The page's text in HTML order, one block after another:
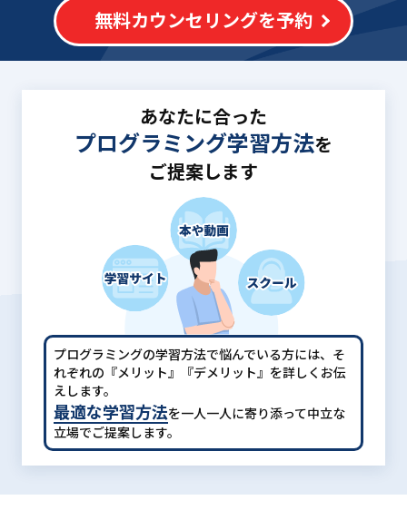
無料カウンセリングを予約
あなたに合った
プログラミング学習方法を
ご提案します
プログラミングの学習方法で悩んでいる方には、 そ
れぞれの『メリット』『デメリット』を詳しくお伝
えします。
最適な学習方法を一人一人に寄り添って中立な
立場でご提案します。